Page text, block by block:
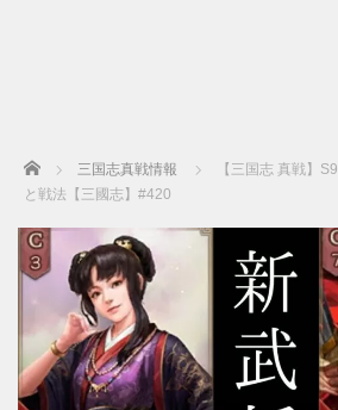
Home 三国志真戦情報
【三国志 真戦】
と戦法【三國志】#420